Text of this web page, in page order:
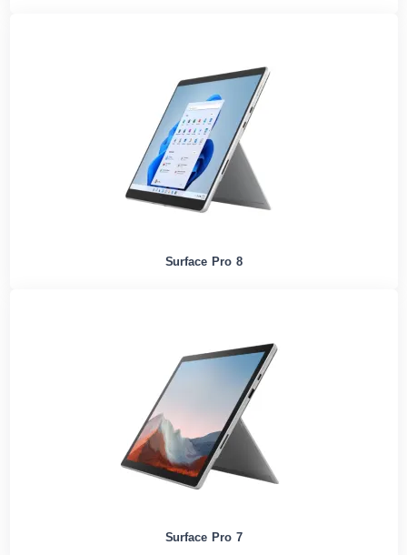
Surface Pro 8
Surface Pro 7